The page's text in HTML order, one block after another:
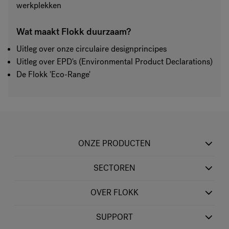
werkplekken
Wat maakt Flokk duurzaam?
Uitleg over onze circulaire designprincipes
Uitleg over EPD's (Environmental Product Declarations)
De Flokk 'Eco-Range'
ONZE PRODUCTEN
SECTOREN
OVER FLOKK
SUPPORT